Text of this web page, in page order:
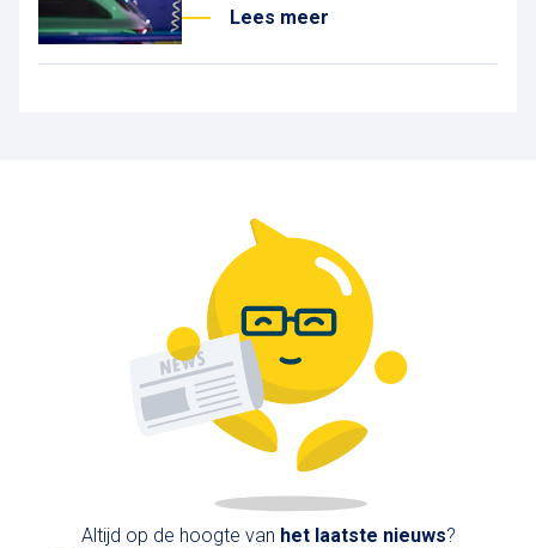
Lees meer
Altijd op de hoogte van het laatste nieuws?